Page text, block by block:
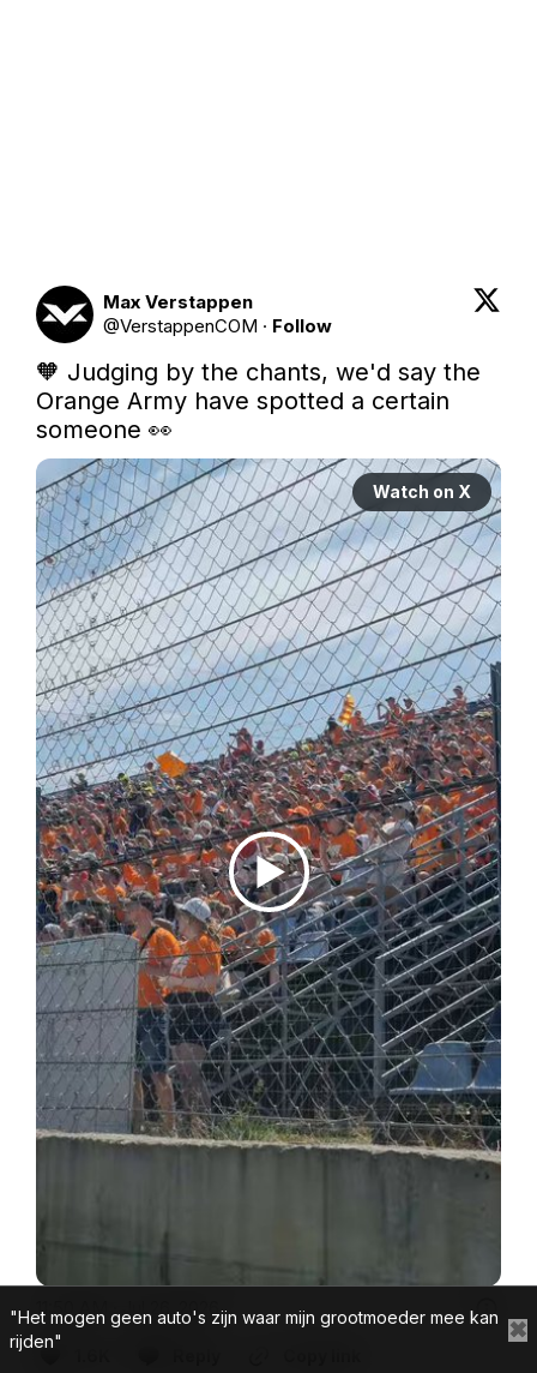
Max Verstappen
@VerstappenCOM · Follow
🧡 Judging by the chants, we'd say the
Orange Army have spotted a certain
someone 👀
Watch on X
11:50 AM · Jul 26, 2026
"Het mogen geen auto's zijn waar mijn grootmoeder mee kan
rijden"
✖